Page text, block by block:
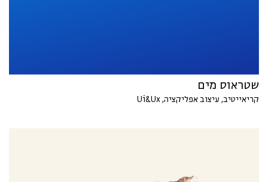
שטראוס מים
קריאייטיב, עיצוב אפליקציה, Ui&Ux